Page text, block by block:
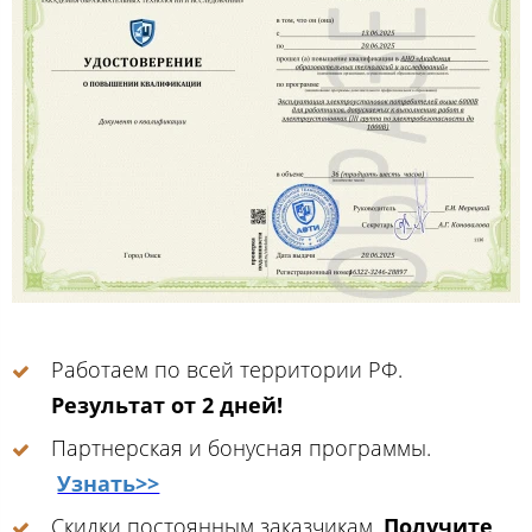
Работаем по всей территории РФ.
Результат от 2 дней!
Партнерская и бонусная программы.
Узнать>>
Скидки постоянным заказчикам. Получите